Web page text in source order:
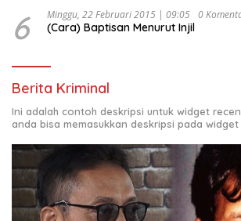
6 Minggu, 22 Februari 2015 | 09:05 0
(Cara) Baptisan Menurut Injil
Berita Kriminal
Ini adalah contoh deskripsi untuk widget
anda bisa memasukkan deskripsi pada widget